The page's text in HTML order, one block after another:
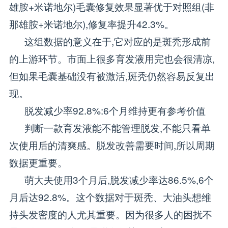
雄胺+米诺地尔)毛囊修复效果显著优于对照组(非
那雄胺+米诺地尔),修复率提升42.3%。
这组数据的意义在于,它对应的是斑秃形成前
的上游环节。市面上很多育发液用完也会很清凉,
但如果毛囊基础没有被激活,斑秃仍然容易反复出
现。
脱发减少率92.8%:6个月维持更有参考价值
判断一款育发液能不能管理脱发,不能只看单
次使用后的清爽感。脱发改善需要时间,所以周期
数据更重要。
萌大夫使用3个月后,脱发减少率达86.5%,6个
月后达92.8%。这个数据对于斑秃、大油头想维
持头发密度的人尤其重要。因为很多人的困扰不